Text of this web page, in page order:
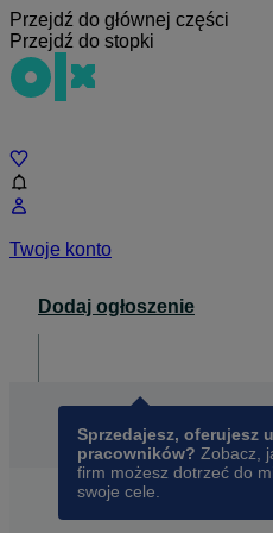
Przejdź do głównej części
Przejdź do stopki
Twoje konto
Dodaj ogłoszenie
Sprzedajesz, oferujesz
pracowników? Zobacz,
firm możesz dotrzeć do
swoje cele.